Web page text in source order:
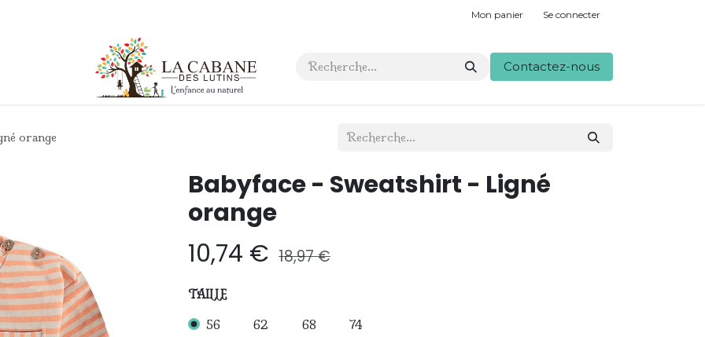
Mon panier Se connecter
Contact Contactez-nous
orange
Babyface - Sweatshirt - Ligné
orange
10,74 € 18,97€
TAILLE
56 62 68 74